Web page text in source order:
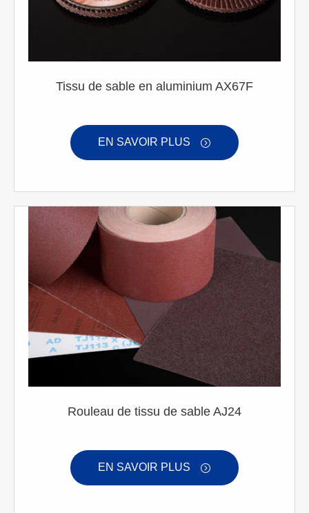
Tissu de sable en aluminium AX67F
EN SAVOIR PLUS 
Rouleau de tissu de sable AJ24
EN SAVOIR PLUS 